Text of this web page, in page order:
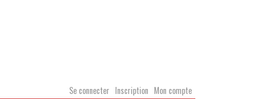
Se connecter Inscription Mon compte